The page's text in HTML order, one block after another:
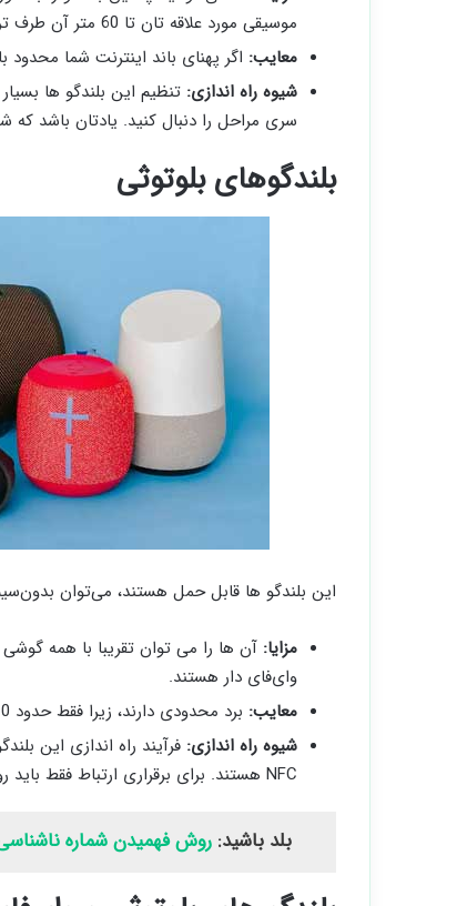
موسیقی مورد علاقه ‌تان تا 60 متر آن طرف ‌تر لذت ببرید.
معایب: اگر پهنای باند اینترنت شما
شیوه راه ‌اندازی‌: تنظیم این بلندگو ها
سری مراحل را دنبال کنید. یادتان باشد که
بلندگوهای بلوتوثی
این بلندگو ها قابل‌ حمل هستند، می‌توان
مزایا‌:
وای‌فای دار هستند.
معایب: برد محدودی دارند، زیرا فقط حدود 10 متر پوشش می‌ دهند.
شیوه راه‌ اندازی: فرآیند راه‌ اندازی این
NFC هستند. برای برقراری ارتباط فقط باید روی گوشی هوشمند تان ضربه بزنید.
بلد باشید: روش فهمیدن شماره